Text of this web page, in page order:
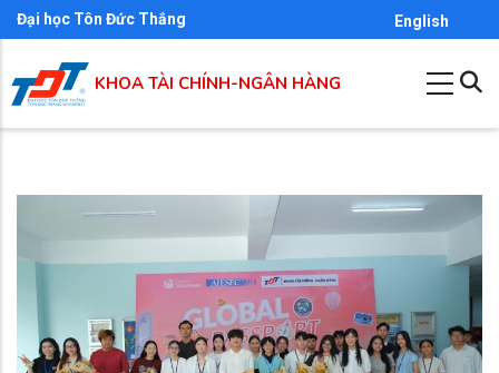
Nhảy
đến
nội
dung
Đại học Tôn Đức Thắng English
KHOA TÀI CHÍNH-NGÂN HÀNG